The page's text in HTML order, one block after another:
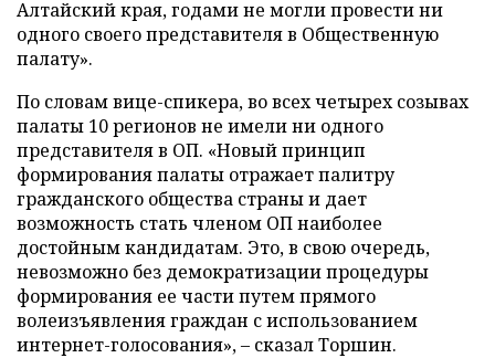
Алтайский края, годами не могли провести ни
одного своего представителя в Общественную
палату».
По словам вице-спикера, во всех четырех созывах
палаты 10 регионов не имели ни одного
представителя в ОП. «Новый принцип
формирования палаты отражает палитру
гражданского общества страны и дает
возможность стать членом ОП наиболее
достойным кандидатам. Это, в свою очередь,
невозможно без демократизации процедуры
формирования ее части путем прямого
волеизъявления граждан с использованием
интернет-голосования», – сказал Торшин.